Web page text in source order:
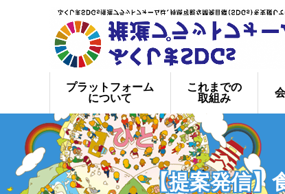
プラットフォーム
について
これまでの
取組み
【提案発信】